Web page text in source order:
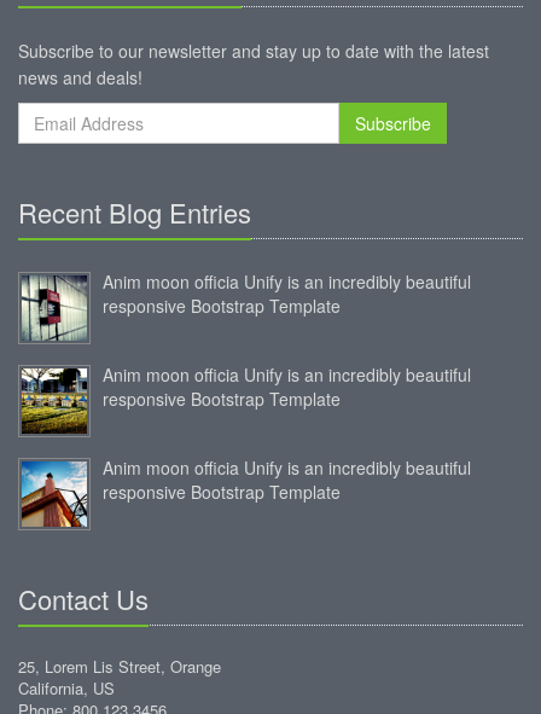
Subscribe to our newsletter and stay up to date with the latest
news and deals!
Subscribe
Recent Blog Entries
Anim moon officia Unify is an incredibly beautiful
responsive Bootstrap Template
Anim moon officia Unify is an incredibly beautiful
responsive Bootstrap Template
Anim moon officia Unify is an incredibly beautiful
responsive Bootstrap Template
Contact Us
25, Lorem Lis Street, Orange
California, US